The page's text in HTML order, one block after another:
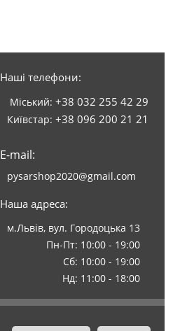
Наші телефони:
Міський: +38 032 255 42 29
Київстар: +38 096 200 21 21
E-mail:
pysarshop2020@gmail.com
Наша адреса:
м.Львів, вул. Городоцька 13
Пн-Пт: 10:00 - 19:00
Сб: 10:00 - 19:00
Нд: 11:00 - 18:00